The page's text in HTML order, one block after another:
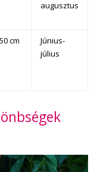
augusztus
cm
Június-
július